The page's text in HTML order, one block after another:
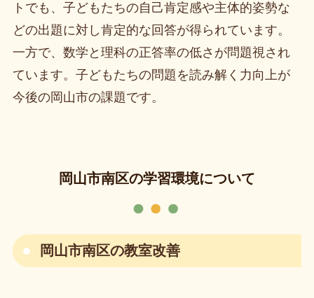
トでも、子どもたちの自己肯定感や主体的姿勢な
どの出題に対し肯定的な回答が得られています。
一方で、数学と理科の正答率の低さが問題視され
ています。子どもたちの問題を読み解く力向上が
今後の岡山市の課題です。
岡山市南区の学習環境について
岡山市南区の教室改善